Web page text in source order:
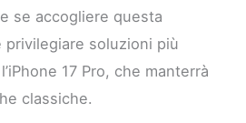
se accogliere questa
privilegiare soluzioni più
17 Pro, che manterrà
classiche.